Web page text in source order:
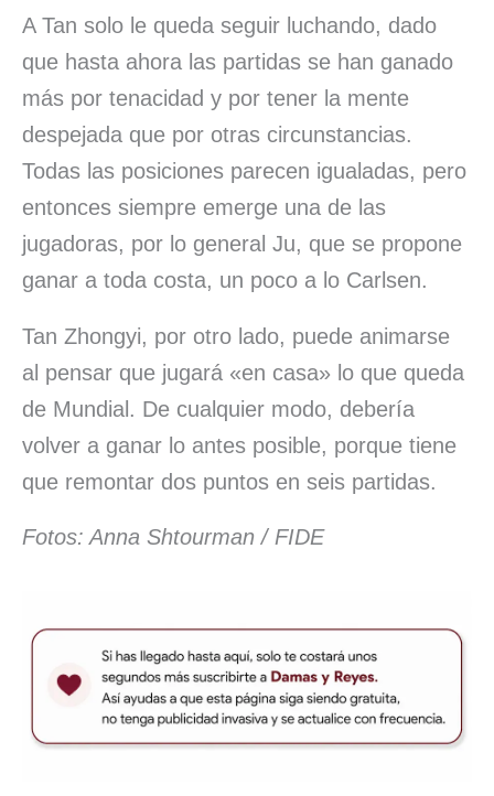
A Tan solo le queda seguir luchando, dado
que hasta ahora las partidas se han ganado
más por tenacidad y por tener la mente
despejada que por otras circunstancias.
Todas las posiciones parecen igualadas, pero
entonces siempre emerge una de las
jugadoras, por lo general Ju, que se propone
ganar a toda costa, un poco a lo Carlsen.
Tan Zhongyi, por otro lado, puede animarse
al pensar que jugará «en casa» lo que queda
de Mundial. De cualquier modo, debería
volver a ganar lo antes posible, porque tiene
que remontar dos puntos en seis partidas.
Fotos: Anna Shtourman / FIDE